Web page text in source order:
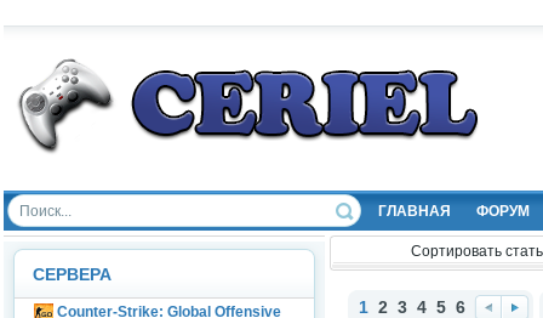
ГЛАВНАЯ ФОРУМ
СЕРВЕРА
Counter-Strike: Global Offensive
Сортировать
1 2 3 4 5 6